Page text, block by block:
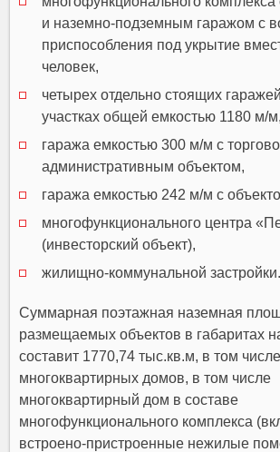
и наземно-подземным гаражом с
приспособления под укрытие
человек,
четырех отдельно стоящих
участках общей емкостью 1180 м/м,
гаража емкостью 300 м/м с
административным объектом,
гаража емкостью 242 м/м с
многофункционального центра
(инвесторский объект),
жилищно-коммунальной застройки.
Суммарная поэтажная наземная
размещаемых объектов в габаритах
составит 1770,74 тыс.кв.м, в том
многоквартирных домов, в том числе
многоквартирный дом в составе
многофункционального комплекса
встроено-пристроенные нежилые